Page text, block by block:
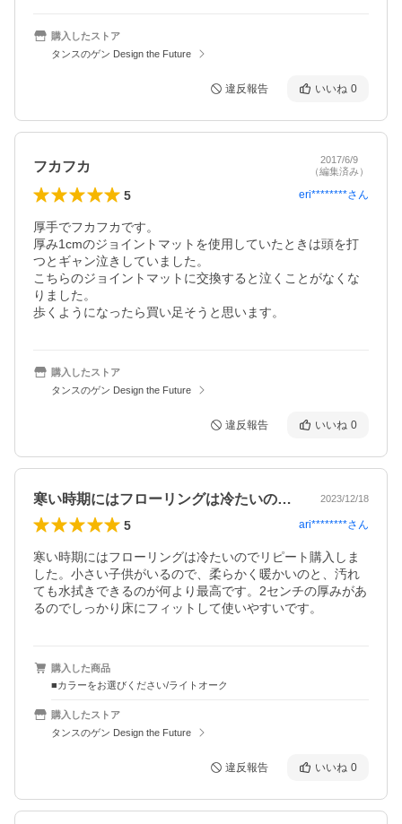
購入したストア
タンスのゲン Design the Future
違反報告 いいね 0
フカフカ
2017/6/9
（編集済み）
5 eri********さん
厚手でフカフカです。
厚み1cmのジョイントマットを使用していたときは頭を打
つとギャン泣きしていました。
こちらのジョイントマットに交換すると泣くことがなくな
りました。
歩くようになったら買い足そうと思います。
購入したストア
タンスのゲン Design the Future
違反報告 いいね 0
寒い時期にはフローリングは冷たいのでリ… 2023/12/18
5 ari********さん
寒い時期にはフローリングは冷たいのでリピート購入しま
した。小さい子供がいるので、柔らかく暖かいのと、汚れ
ても水拭きできるのが何より最高です。2センチの厚みがあ
るのでしっかり床にフィットして使いやすいです。
購入した商品
■カラーをお選びください/ライトオーク
購入したストア
タンスのゲン Design the Future
違反報告 いいね 0